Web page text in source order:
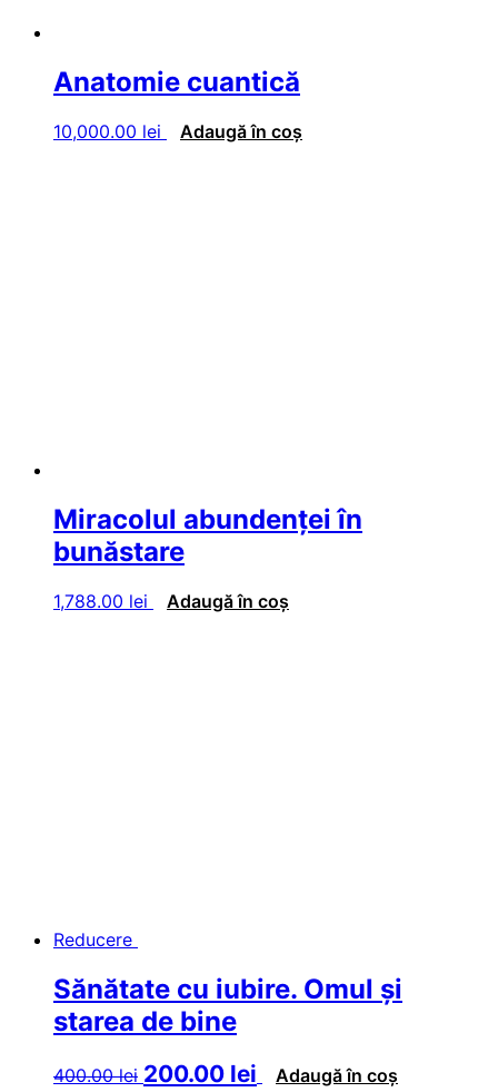
Anatomie cuantică
10,000.00 lei Adaugă în coș
Miracolul abundenței în
bunăstare
1,788.00 lei Adaugă în coș
Reducere
Sănătate cu iubire. Omul şi
starea de bine
400.00lei Prețul
200.00 lei Prețul
Adaugă în coș